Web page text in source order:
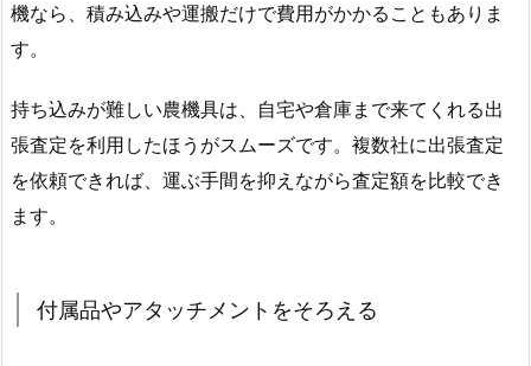
機なら、積み込みや運搬だけで費用がかかることもありま
す。
持ち込みが難しい農機具は、自宅や倉庫まで来てくれる出
張査定を利用したほうがスムーズです。複数社に出張査定
を依頼できれば、運ぶ手間を抑えながら査定額を比較でき
ます。
付属品やアタッチメントをそろえる